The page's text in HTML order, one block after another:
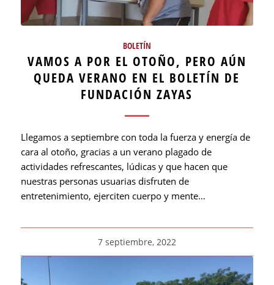
BOLETÍN
VAMOS A POR EL OTOÑO, PERO AÚN
QUEDA VERANO EN EL BOLETÍN DE
FUNDACIÓN ZAYAS
Llegamos a septiembre con toda la fuerza y energía de
cara al otoño, gracias a un verano plagado de
actividades refrescantes, lúdicas y que hacen que
nuestras personas usuarias disfruten de
entretenimiento, ejerciten cuerpo y mente…
7 septiembre, 2022